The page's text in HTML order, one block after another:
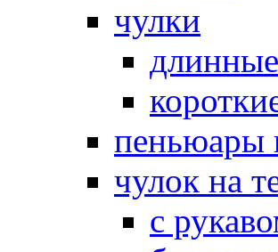
чулки
длинные
пеньюары
чулок на
с